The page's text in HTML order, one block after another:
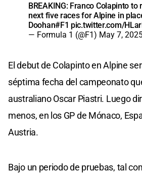
BREAKING: Franco Colapinto to
next five races for Alpine in
Doohan#F1 pic.twitter.com/
— Formula 1 (@F1) May 7,
El debut de Colapinto en Alpine
séptima fecha del campeonato
australiano Oscar Piastri. Luego
menos, en los GP de Mónaco,
Austria.
Bajo un periodo de pruebas, tal